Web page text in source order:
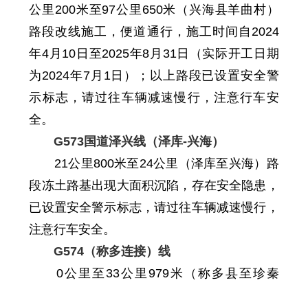
公里 200米至97公里 650米
（兴海县羊曲村）
路段改线施工，便道通行，施工时间自 2024
年4月10日至2025年8月31日
（实际开工日期
为2024年7月1日）
； 以上路段已设置安全警
示标志，请过往车辆减速慢行，注意行车安
全。
G573国道泽兴线（泽库-兴海）
21公里800米至24公里（泽库至兴海）路
段冻土路基出现大面积沉陷 ，存在安全隐患，
已设置安全警示标志，请过往车辆减速慢行，
注意行车安全。
G574（称多连接）线
0公里至33公里 979米
（称多县至珍秦